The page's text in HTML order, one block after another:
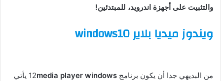
والتثبيت على أجهزة اندرويد، للمبتدئين!
ويندوز ميديا بلاير windows10
من البديهي جدا أن يكون برنامج 12 media player windows
يأتي